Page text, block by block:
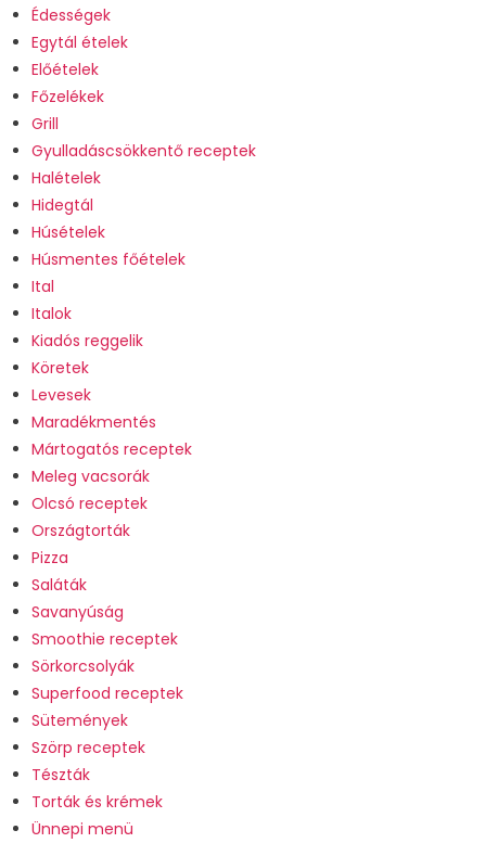
Édességek
Egytál ételek
Előételek
Főzelékek
Grill
Gyulladáscsökkentő receptek
Halételek
Hidegtál
Húsételek
Húsmentes főételek
Ital
Italok
Kiadós reggelik
Köretek
Levesek
Maradékmentés
Mártogatós receptek
Meleg vacsorák
Olcsó receptek
Országtorták
Pizza
Saláták
Savanyúság
Smoothie receptek
Sörkorcsolyák
Superfood receptek
Sütemények
Szörp receptek
Tészták
Torták és krémek
Ünnepi menü